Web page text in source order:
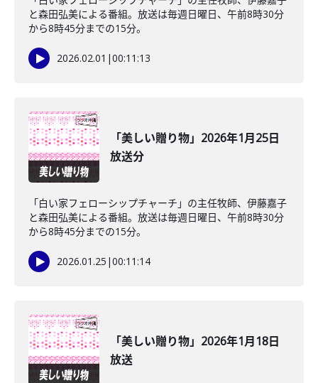
と森田弘美による番組。放送は毎週日曜日、午前8時30分
から8時45分までの15分。
2026.02.01 |00:11:13
「美しい贈り物」2026年1月25日
放送分
「白い家フェローシップチャーチ」の主任牧師、伊藤嘉子
と森田弘美による番組。放送は毎週日曜日、午前8時30分
から8時45分までの15分。
2026.01.25 |00:11:14
「美しい贈り物」2026年1月18日
放送